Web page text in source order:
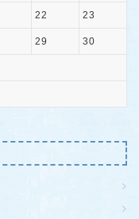
22 23
29 30